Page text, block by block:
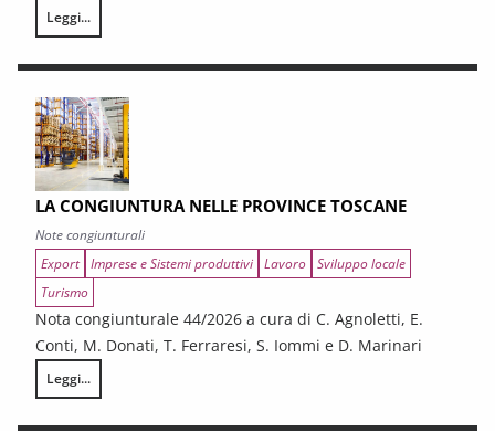
Leggi...
I CONTRATTI PUBBLICI AL TERMINE DEL PNRR – Andamento
LA CONGIUNTURA NELLE PROVINCE TOSCANE
Note congiunturali
Export Imprese e Sistemi produttivi Lavoro Sviluppo locale
Turismo
Nota congiunturale 44/2026 a cura di C. Agnoletti, E.
Conti, M. Donati, T. Ferraresi, S. Iommi e D. Marinari
Leggi...
LA CONGIUNTURA NELLE PROVINCE TOSCANE